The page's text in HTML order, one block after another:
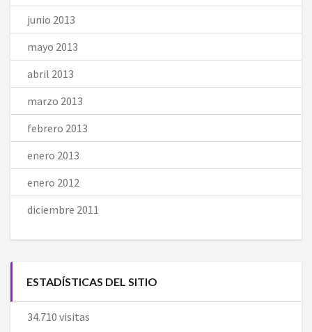
junio 2013
mayo 2013
abril 2013
marzo 2013
febrero 2013
enero 2013
enero 2012
diciembre 2011
ESTADÍSTICAS DEL SITIO
34.710 visitas